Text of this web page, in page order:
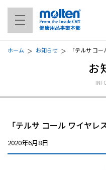
ホーム お知らせ 「テルサ コ
お
「テルサ コール ワイヤレ
2020年6月8日